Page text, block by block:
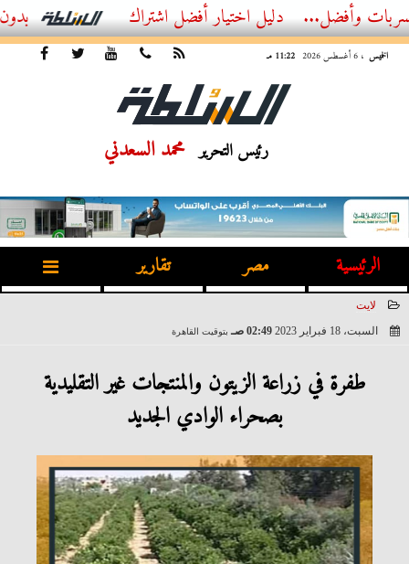
أفضل اشتراك IPTV بدون تقطيع 2026 – دليل المشاهد العصري
الخميس ، 6 أغسطس 2026 11:22 مـ
رئيس التحرير محمد السعدني
الرئيسية مصر تقارير
لايت
السبت، 18 فبراير 2023
02:49 صـ بتوقيت القاهرة
طفرة في زراعة الزيتون والمنتجات غير التقليدية
بصحراء الوادي الجديد